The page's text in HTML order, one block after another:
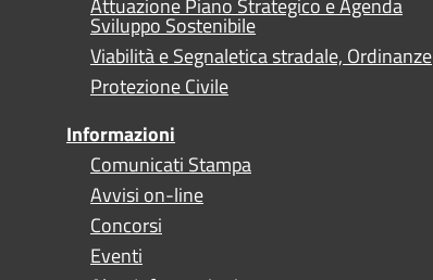
Attuazione Piano Strategico e Agenda
Sviluppo Sostenibile
Viabilità e Segnaletica stradale, Ordinanze
Protezione Civile
Informazioni
Comunicati Stampa
Avvisi on-line
Concorsi
Eventi